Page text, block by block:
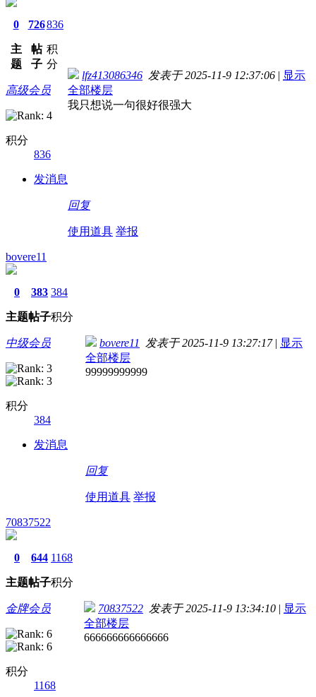
0
主
题
726
帖
子
836
积
分
高级会员
积分
836
发消息
lfz413086346 发表于 2025-11-9 12:37:06 | 显示
全部楼层
我只想说一句很好很强大
回复
使用道具 举报
bovere11
0
主题
383
帖子
384
积分
中级会员
积分
384
发消息
bovere11 发表于 2025-11-9 13:27:17 | 显示
全部楼层
99999999999
回复
使用道具 举报
70837522
0
主题
644
帖子
1168
积分
金牌会员
积分
1168
70837522 发表于 2025-11-9 13:34:10 | 显示
全部楼层
666666666666666